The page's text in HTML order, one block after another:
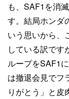
も、SAF1を消
す。結局ホンダ
いう思いから、
している訳です
ループをSAF1
は撤退会見でフ
りがとう」と皮